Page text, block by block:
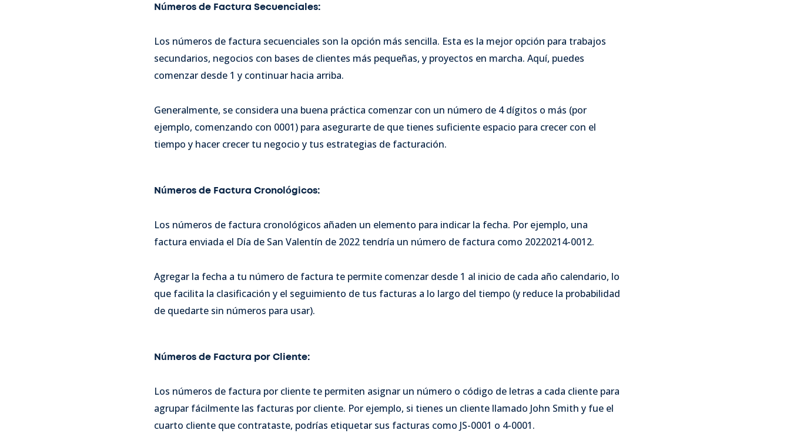
Números de Factura Secuenciales:
Los números de factura secuenciales son la opción más sencilla. Esta es la mejor opción para trabajos
secundarios, negocios con bases de clientes más pequeñas, y proyectos en marcha. Aquí, puedes
comenzar desde 1 y continuar hacia arriba.
Generalmente, se considera una buena práctica comenzar con un número de 4 dígitos o más (por
ejemplo, comenzando con 0001) para asegurarte de que tienes suficiente espacio para crecer con el
tiempo y hacer crecer tu negocio y tus estrategias de facturación.
Números de Factura Cronológicos:
Los números de factura cronológicos añaden un elemento para indicar la fecha. Por ejemplo, una
factura enviada el Día de San Valentín de 2022 tendría un número de factura como 20220214-0012.
Agregar la fecha a tu número de factura te permite comenzar desde 1 al inicio de cada año calendario, lo
que facilita la clasificación y el seguimiento de tus facturas a lo largo del tiempo (y reduce la probabilidad
de quedarte sin números para usar).
Números de Factura por Cliente:
Los números de factura por cliente te permiten asignar un número o código de letras a cada cliente para
agrupar fácilmente las facturas por cliente. Por ejemplo, si tienes un cliente llamado John Smith y fue el
cuarto cliente que contrataste, podrías etiquetar sus facturas como JS-0001 o 4-0001.